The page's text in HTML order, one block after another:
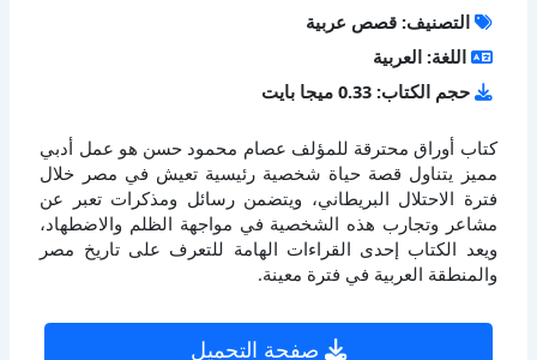
التصنيف: قصص عربية
اللغة: العربية
حجم الكتاب: 0.33 ميجا بايت
كتاب أوراق محترقة للمؤلف عصام محمود حسن هو عمل أدبي
مميز يتناول قصة حياة شخصية رئيسية تعيش في مصر خلال
فترة الاحتلال البريطاني، ويتضمن رسائل ومذكرات تعبر عن
مشاعر وتجارب هذه الشخصية في مواجهة الظلم والاضطهاد،
ويعد الكتاب إحدى القراءات الهامة للتعرف على تاريخ مصر
والمنطقة العربية في فترة معينة.
صفحة التحميل